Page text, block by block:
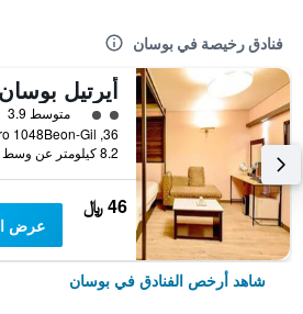
فنادق رخيصة في بوسان
أيرتيل بوسان
تقييم فئة 2متوسط 3.9
8.2 كيلومتر عن وسط المدينة
46 ﷼
عرض
شاهد أرخص الفنادق في بوسان